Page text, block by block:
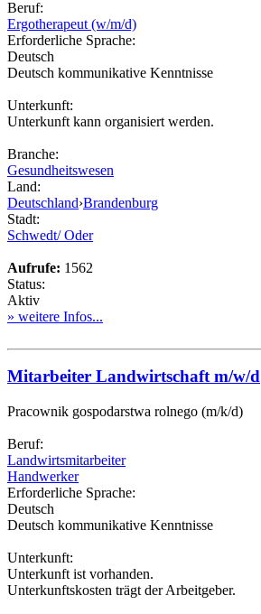
Beruf:
Ergotherapeut (w/m/d)
Erforderliche Sprache:
Deutsch
Deutsch kommunikative Kenntnisse
Unterkunft:
Unterkunft kann organisiert werden.
Branche:
Gesundheitswesen
Land:
Deutschland›Brandenburg
Stadt:
Schwedt/ Oder
Aufrufe: 1562
Status:
Aktiv
» weitere Infos...
Mitarbeiter Landwirtschaft m/w/d
Pracownik gospodarstwa rolnego (m/k/d)
Beruf:
Landwirtsmitarbeiter
Handwerker
Erforderliche Sprache:
Deutsch
Deutsch kommunikative Kenntnisse
Unterkunft:
Unterkunft ist vorhanden.
Unterkunftskosten trägt der Arbeitgeber.